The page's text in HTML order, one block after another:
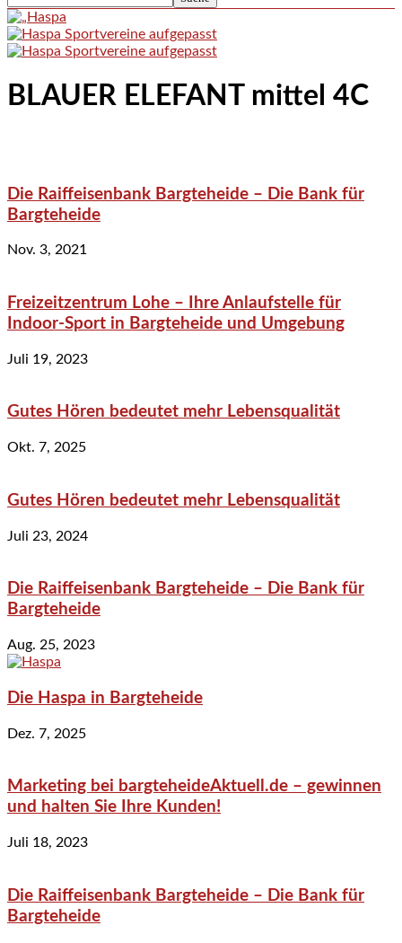
BLAUER ELEFANT mittel 4C
Die Raiffeisenbank Bargteheide – Die Bank für
Bargteheide
Nov. 3, 2021
Freizeitzentrum Lohe – Ihre Anlaufstelle für
Indoor-Sport in Bargteheide und Umgebung
Juli 19, 2023
Gutes Hören bedeutet mehr Lebensqualität
Okt. 7, 2025
Gutes Hören bedeutet mehr Lebensqualität
Juli 23, 2024
Die Raiffeisenbank Bargteheide – Die Bank für
Bargteheide
Aug. 25, 2023
Die Haspa in Bargteheide
Dez. 7, 2025
Marketing bei bargteheideAktuell.de – gewinnen
und halten Sie Ihre Kunden!
Juli 18, 2023
Die Raiffeisenbank Bargteheide – Die Bank für
Bargteheide